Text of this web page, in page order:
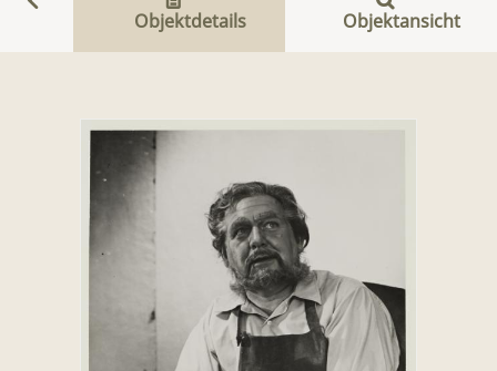
Objektdetails Objektansicht